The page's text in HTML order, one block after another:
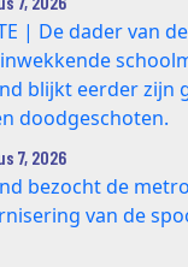
| De dader van de
blijkt eerder zijn
doodgeschoten.
7, 2026
bezocht de
van de